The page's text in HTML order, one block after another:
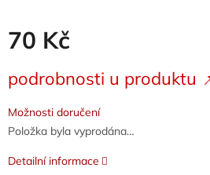
70 Kč
cena:
podrobnosti u produktu
Možnosti doručení
Položka byla vyprodána…
Detailní informace